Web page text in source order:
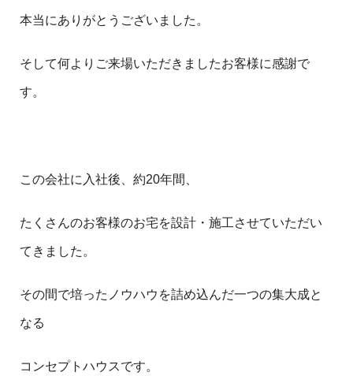
本当にありがとうございました。
そして何よりご来場いただきましたお客様に感謝で
す。
この会社に入社後、約20年間、
たくさんのお客様のお宅を設計・施工させていただい
てきました。
その間で培ったノウハウを詰め込んだ一つの集大成と
なる
コンセプトハウスです。